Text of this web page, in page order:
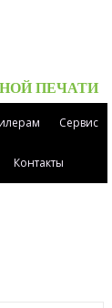
ПЕЧАТИ
Сервис
Контакты